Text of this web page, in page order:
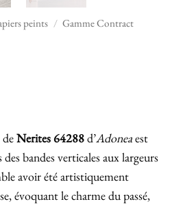
peints / Gamme Contract
Nerites 64288d’Adoneaest
bandes verticales aux largeurs
avoir été artistiquement
évoquant le charme du passé,